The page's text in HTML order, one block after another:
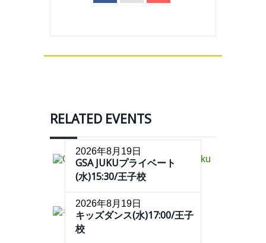
RELATED EVENTS
2026年8月19日
GSA JUKUプライベート
(水)15:30/王子校
2026年8月19日
キッズダンス(水)17:00/王子
校